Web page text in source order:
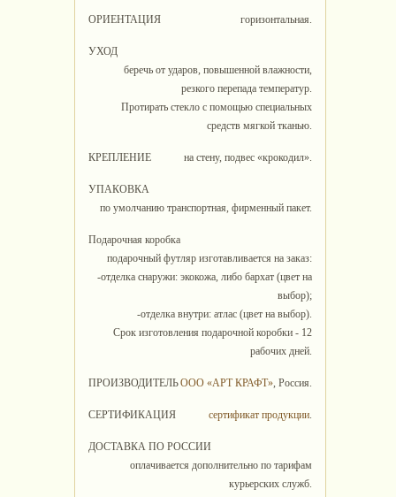
ОРИЕНТАЦИЯ горизонтальная.
УХОД
беречь от ударов, повышенной влажности,
резкого перепада температур.
Протирать стекло с помощью специальных
средств мягкой тканью.
КРЕПЛЕНИЕ на стену, подвес «крокодил».
УПАКОВКА
по умолчанию транспортная, фирменный пакет.
Подарочная коробка
подарочный футляр изготавливается на заказ:
-отделка снаружи: экокожа, либо бархат (цвет на
выбор);
-отделка внутри: атлас (цвет на выбор).
Срок изготовления подарочной коробки - 12
рабочих дней.
ПРОИЗВОДИТЕЛЬООО «АРТ КРАФТ», Россия.
СЕРТИФИКАЦИЯ сертификат продукции.
ДОСТАВКА ПО РОССИИ
оплачивается дополнительно по тарифам
курьерских служб.